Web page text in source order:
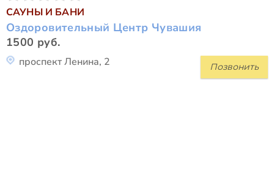
САУНЫ И БАНИ
Оздоровительный Центр Чувашия
1500 руб.
Позвонить
проспект Ленина, 2